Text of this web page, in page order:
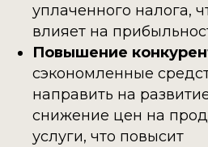
уплаченного налога,
влияет на
Повышение
сэкономленные
направить на
снижение цен на
услуги, что повысит